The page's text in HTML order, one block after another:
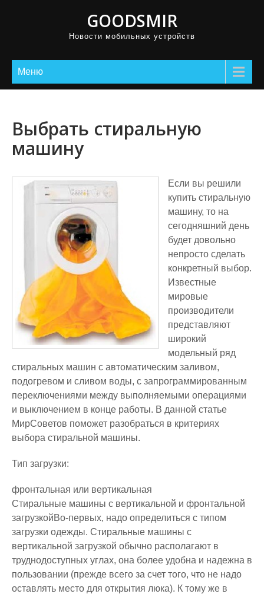
GOODSMIR
Новости мобильных устройств
Меню
Выбрать стиральную
машину
Если вы решили
купить стиральную
машину, то на
сегодняшний день
будет довольно
непросто сделать
конкретный выбор.
Известные
мировые
производители
представляют
широкий
модельный ряд
стиральных машин с автоматическим заливом,
подогревом и сливом воды, с запрограммированным
переключениями между выполняемыми операциями
и выключением в конце работы. В данной статье
МирСоветов поможет разобраться в критериях
выбора стиральной машины.
Тип загрузки:
фронтальная или вертикальная
Стиральные машины с вертикальной и фронтальной
загрузкойВо-первых, надо определиться с типом
загрузки одежды. Стиральные машины с
вертикальной загрузкой обычно располагают в
труднодоступных углах, она более удобна и надежна в
пользовании (прежде всего за счет того, что не надо
оставлять место для открытия люка). К тому же в